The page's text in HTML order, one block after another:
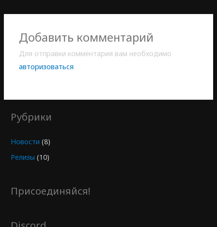
Добавить комментарий
Для отправки комментария вам необходимо
авторизоваться.
Рубрики
Новости (8)
Релизы (10)
Присоединяйся!